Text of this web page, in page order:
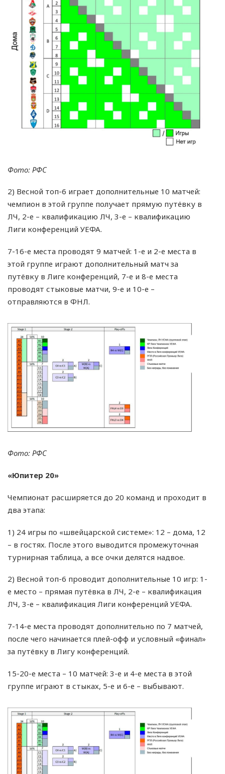
Фото: РФС
2) Весной топ-6 играет дополнительные 10 матчей:
чемпион в этой группе получает прямую путёвку в
ЛЧ, 2-е – квалификацию ЛЧ, 3-е – квалификацию
Лиги конференций УЕФА.
7-16-е места проводят 9 матчей: 1-е и 2-е места в
этой группе играют дополнительный матч за
путёвку в Лиге конференций, 7-е и 8-е места
проводят стыковые матчи, 9-е и 10-е –
отправляются в ФНЛ.
Фото: РФС
«Юпитер 20»
Чемпионат расширяется до 20 команд и проходит в
два этапа:
1) 24 игры по «швейцарской системе»: 12 – дома, 12
– в гостях. После этого выводится промежуточная
турнирная таблица, а все очки делятся надвое.
2) Весной топ-6 проводит дополнительные 10 игр: 1-
е место – прямая путёвка в ЛЧ, 2-е – квалификация
ЛЧ, 3-е – квалификация Лиги конференций УЕФА.
7-14-е места проводят дополнительно по 7 матчей,
после чего начинается плей-офф и условный «финал»
за путёвку в Лигу конференций.
15-20-е места – 10 матчей: 3-е и 4-е места в этой
группе играют в стыках, 5-е и 6-е – выбывают.